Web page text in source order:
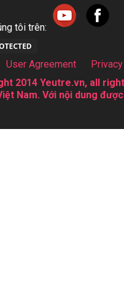
tôi trên:
User Agreement
2014 Yeutre.vn, all
Nam. Với nội dung